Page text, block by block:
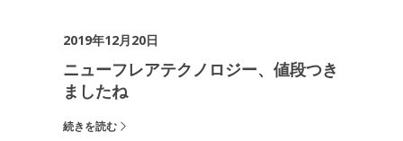
2019年12月20日
ニューフレアテクノロジー、値段つき
ましたね
続きを読む